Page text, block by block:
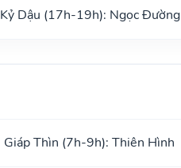
Kỷ Dậu (17h-19h): Ngọc Đường
Giáp Thìn (7h-9h): Thiên Hình